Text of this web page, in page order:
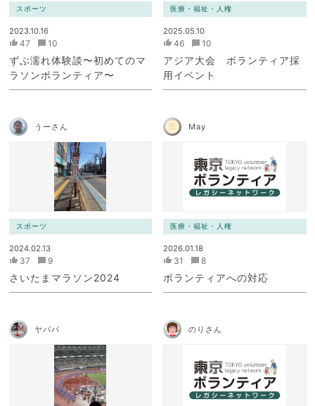
スポーツ
2023.10.16
47 10
ずぶ濡れ体験談〜初めてのマ
ラソンボランティア〜
医療・福祉・人権
2025.05.10
46 10
アジア大会 ボランティア採
用イベント
うーさん
スポーツ
2024.02.13
37 9
さいたまマラソン2024
May
医療・福祉・人権
2026.01.18
31 8
ボランティアへの対応
ヤパパ のりさん